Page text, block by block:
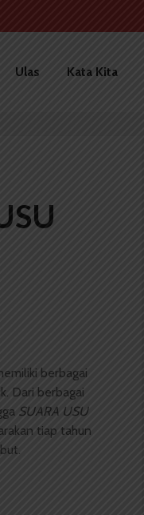
Ulas Kata Kita
berbagai
Dari berbagai
SUARA USU
tiap tahun